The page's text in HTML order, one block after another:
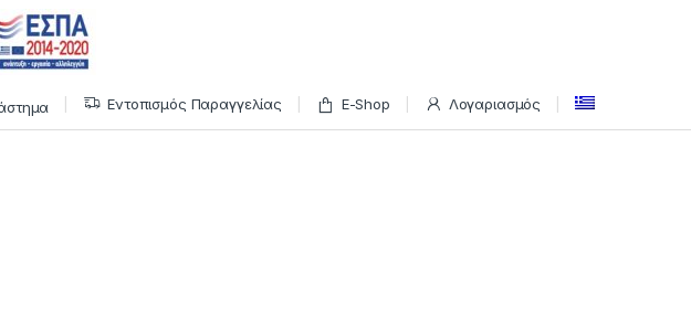
Εντοπισμός Παραγγελίας E-Shop Λογαριασμός